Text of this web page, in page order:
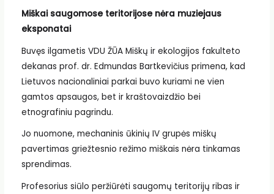
Miškai saugomose teritorijose nėra muziejaus
eksponatai
Buvęs ilgametis VDU ŽŪA Miškų ir ekologijos fakulteto
dekanas prof. dr. Edmundas Bartkevičius primena, kad
Lietuvos nacionaliniai parkai buvo kuriami ne vien
gamtos apsaugos, bet ir kraštovaizdžio bei
etnografiniu pagrindu.
Jo nuomone, mechaninis ūkinių IV grupės miškų
pavertimas griežtesnio režimo miškais nėra tinkamas
sprendimas.
Profesorius siūlo peržiūrėti saugomų teritorijų ribas ir